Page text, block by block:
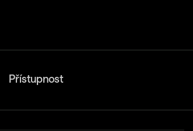
Přístupnost